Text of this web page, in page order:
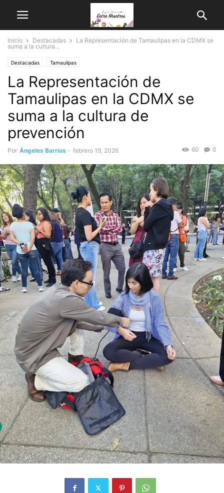
Inicio Destacadas
La Representación de Tamaulipas en la CDMX se
suma a la cultura...
Destacadas Tamaulipas
La Representación de
Tamaulipas en la CDMX se
suma a la cultura de
prevención
Por Ángeles Barrios - febrero 19, 2026 0
60